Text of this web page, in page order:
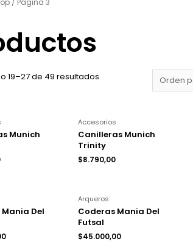
/ Página 3
19–27 de 49 resultados
Munich
Accesorios
Canilleras Munich
Trinity
$8.790,00
Del
Arqueros
Coderas Mania Del
Futsal
$45.000,00